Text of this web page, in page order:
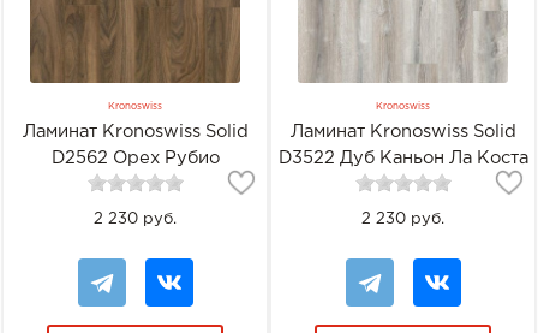
Kronoswiss
Ламинат Kronoswiss Solid
D2562 Орех Рубио
2 230 руб.
Kronoswiss
Ламинат Kronoswiss Solid
D3522 Дуб Каньон Ла Коста
2 230 руб.